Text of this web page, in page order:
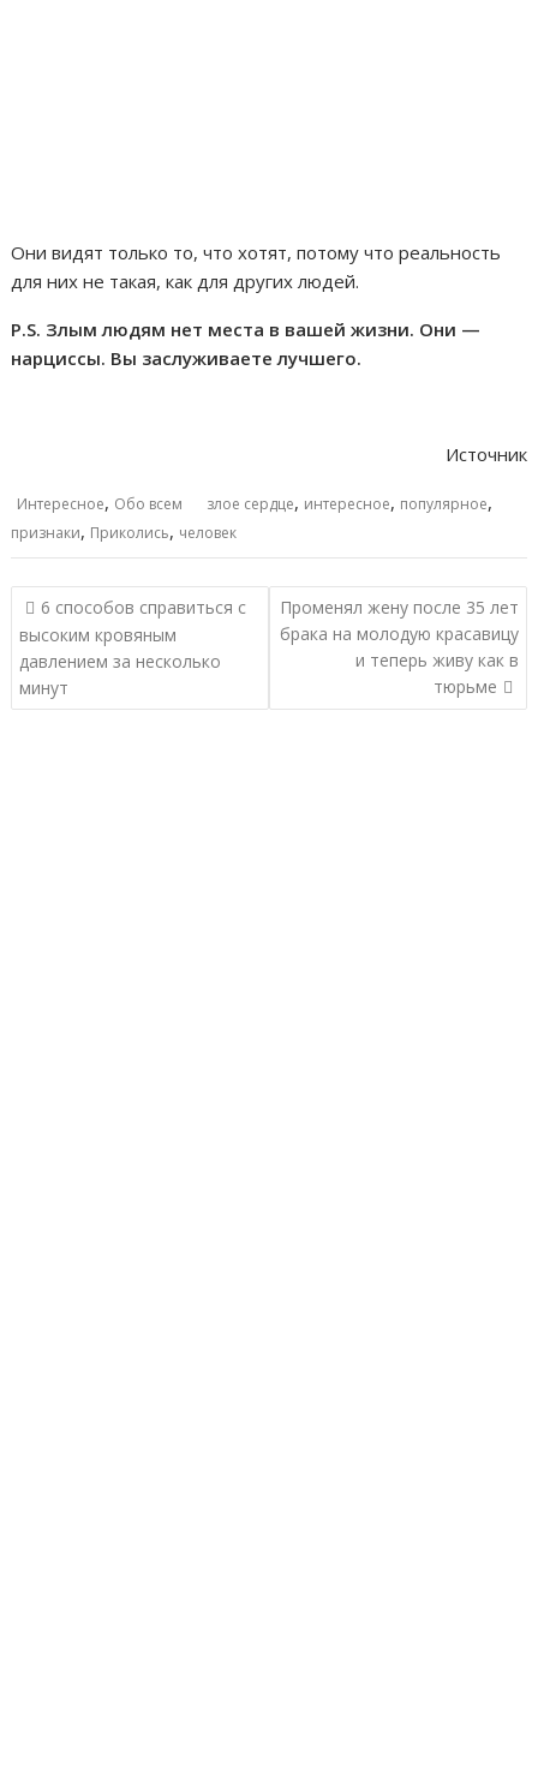
Они видят только то, что хотят, потому что реальность
для них не такая, как для других людей.
P.S. Злым людям нет места в вашей жизни. Они —
нарциссы. Вы заслуживаете лучшего.
Источник
Интересное, Обо всем злое сердце, интересное, популярное,
признаки, Приколись, человек
Навигация
по
записям
6 способов справиться с
высоким кровяным
давлением за несколько
минут
Променял жену после 35 лет
брака на молодую красавицу
и теперь живу как в
тюрьме